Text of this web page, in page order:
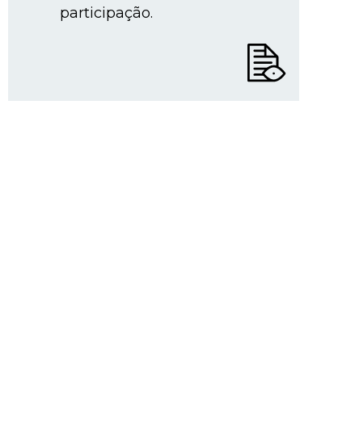
participação.